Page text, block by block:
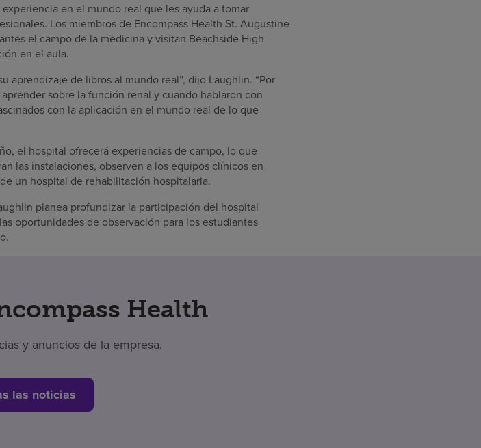
en el mundo real que les ayuda a tomar
Los miembros de Encompass Health St. Augustine
el campo de la medicina y visitan Beachside High
en el aula.
aprendizaje de libros al mundo real”, dijo Laughlin. “Por
sobre la función renal y cuando hablaron con
con la aplicación en el mundo real de lo que
el hospital ofrecerá experiencias de campo, lo que
las instalaciones, observen a los equipos clínicos en
un hospital de rehabilitación hospitalaria.
planea profundizar la participación del hospital
oportunidades de observación para los estudiantes
Health
y anuncios de la empresa.
las noticias